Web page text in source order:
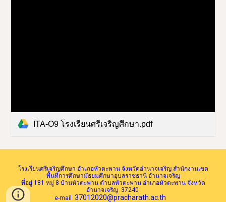
ITA-O9 โรงเรียนศรีเจริญศึกษา.pdf
โรงเรียนศรีเจริญศึกษา อำเภอหัวตะพาน จังหวัดอำนาจเจริญ สำนักงานเขต
พื้นที่การศึกษามัธยมศึกษาอุบลราชธานี อำนาจเจริญ
ที่อยู่ 181 หมู่ 8 บ้านหัวตะพาน ตำบลหัวตะพาน อำเภอหัวตะพาน จังหวัด
อำนาจเจริญ 37240
e-mail 37012020@pracharath.ac.th